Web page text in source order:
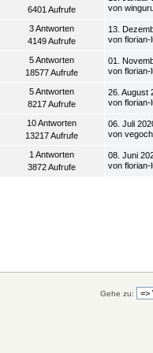
6401 Aufrufe
von
3 Antworten
4149 Aufrufe
13.
von florian-
5 Antworten
18577 Aufrufe
01.
von florian-
5 Antworten
8217 Aufrufe
26. August
von florian-
10 Antworten
13217 Aufrufe
06. Juli
von
1 Antworten
3872 Aufrufe
08. Juni
von florian-
Gehe zu: